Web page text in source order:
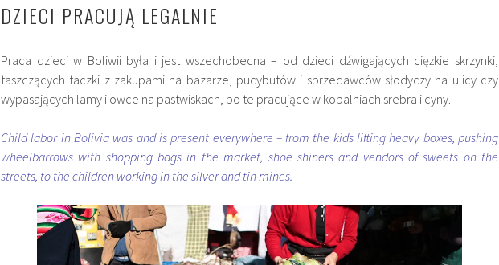
DZIECI PRACUJĄ LEGALNIE
Praca dzieci w Boliwii była i jest wszechobecna – od dzieci dźwigających ciężkie skrzynki,
taszczących taczki z zakupami na bazarze, pucybutów i sprzedawców słodyczy na ulicy czy
wypasających lamy i owce na pastwiskach, po te pracujące w kopalniach srebra i cyny.
Child labor in Bolivia was and is present everywhere – from the kids lifting heavy boxes, pushing
wheelbarrows with shopping bags in the market, shoe shiners and vendors of sweets on the
streets, to the children working in the silver and tin mines.